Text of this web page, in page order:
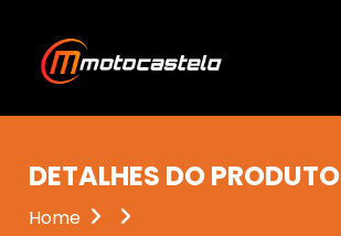
DETALHES DO PRODUTO
Home